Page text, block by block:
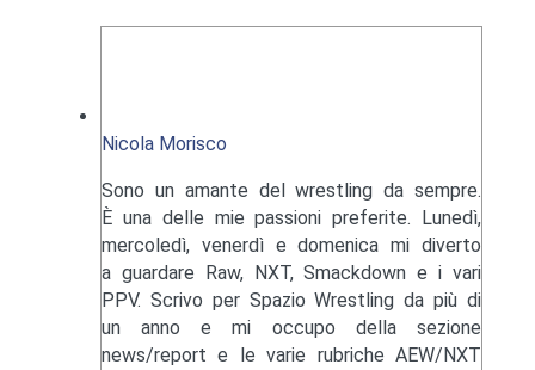
Nicola Morisco
Sono un amante del wrestling da sempre.
È una delle mie passioni preferite. Lunedì,
mercoledì, venerdì e domenica mi diverto
a guardare Raw, NXT, Smackdown e i vari
PPV. Scrivo per Spazio Wrestling da più di
un anno e mi occupo della sezione
news/report e le varie rubriche AEW/NXT